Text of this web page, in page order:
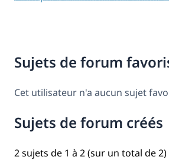
Sujets de forum
Cet utilisateur n'a aucun sujet
Sujets de forum créés
2 sujets de 1 à 2 (sur un total de 2)